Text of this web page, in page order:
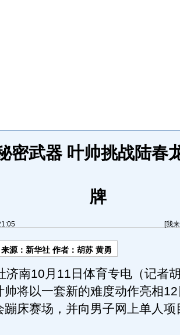
密武器 叶帅挑战陆春
牌
[我
来源： 新华社作者：胡苏 黄勇
10月11日体育专电（记者
帅将以一套新的难度动作亮相
蹦床赛场，并向男子网上单人项